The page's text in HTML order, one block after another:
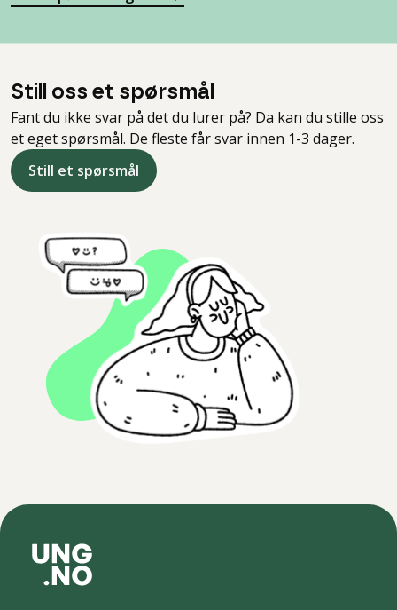
Still oss et spørsmål
Fant du ikke svar på det du lurer på? Da kan du stille oss
et eget spørsmål. De fleste får svar innen 1-3 dager.
Still et spørsmål